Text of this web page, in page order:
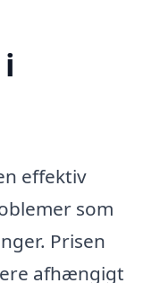
effektiv
som
Prisen
afhængigt